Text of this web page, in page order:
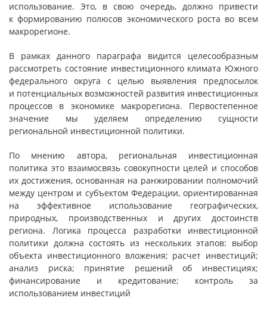
использование. Это, в свою очередь, должно привести
к формированию полюсов экономического роста во всем
макрорегионе.
В рамках данного параграфа видится целесообразным
рассмотреть состояние инвестиционного климата Южного
федерального округа с целью выявления предпосылок
и потенциальных возможностей развития инвестиционных
процессов в экономике макрорегиона. Первостепенное
значение мы уделяем определению сущности
региональной инвестиционной политики.
По мнению автора, региональная инвестиционная
политика это взаимосвязь совокупности целей и способов
их достижения, основанная на ранжировании полномочий
между центром и субъектом Федерации, ориентированная
на эффективное использование географических,
природных, производственных и других достоинств
региона. Логика процесса разработки инвестиционной
политики должна состоять из нескольких этапов: выбор
объекта инвестиционного вложения; расчет инвестиций;
анализ риска; принятие решений об инвестициях;
финансирование и кредитование; контроль за
использованием инвестиций